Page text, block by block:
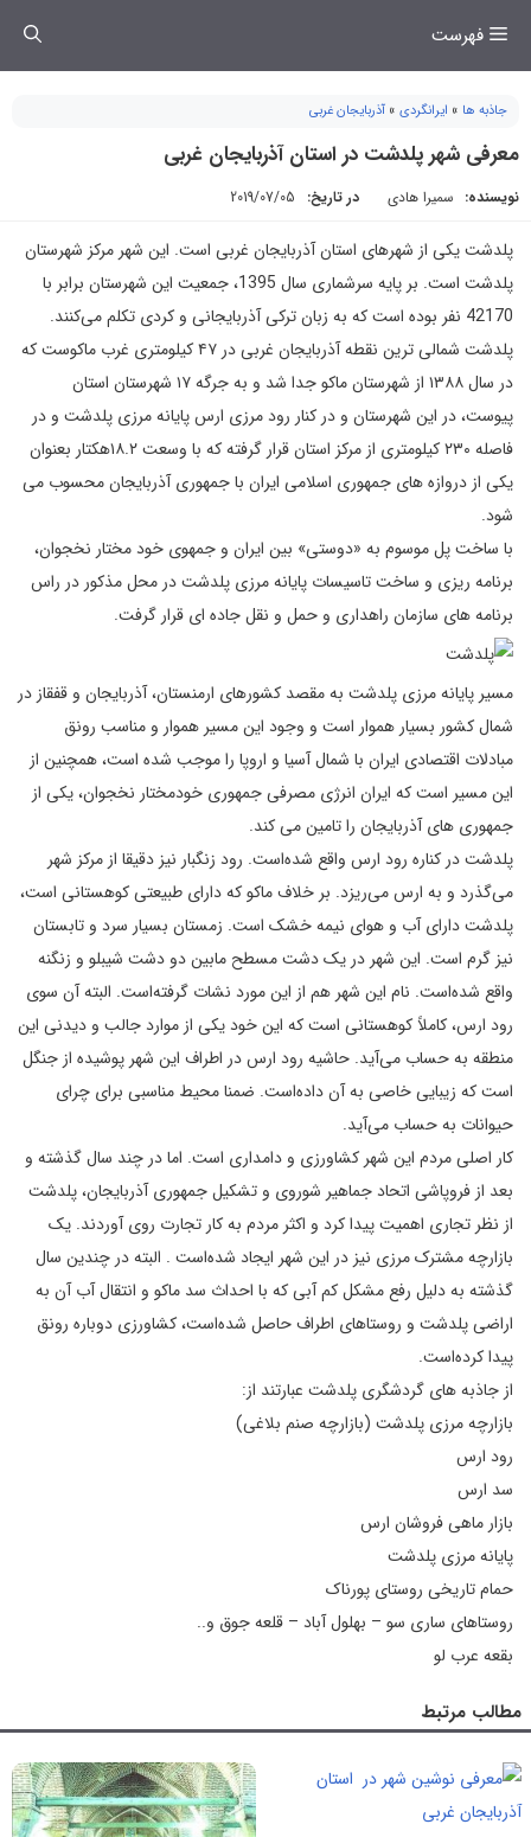
فهرست
جاذبه ها » ایرانگردی » آذربایجان غربی
معرفی شهر پلدشت در استان آذربایجان غربی
نویسنده: سمیرا هادی در تاریخ: 2019/07/05
پلدشت یکی از شهرهای استان آذربایجان غربی است. این شهر مرکز شهرستان
پلدشت است. بر پایه سرشماری سال 1395، جمعیت این شهرستان برابر با
42170 نفر بوده است که به زبان ترکی آذربایجانی و کردی تکلم می‌کنند.
پلدشت شمالی ترین نقطه آذربایجان غربی در ۴۷ کیلومتری غرب ماکوست که
در سال ۱۳۸۸ از شهرستان ماکو جدا شد و به جرگه ۱۷ شهرستان استان
پیوست، در این شهرستان و در کنار رود مرزی ارس پایانه مرزی پلدشت و در
فاصله ۲۳۰ کیلومتری از مرکز استان قرار گرفته که با وسعت ۱۸.۲هکتار بعنوان
یکی از دروازه های جمهوری اسلامی ایران با جمهوری آذربایجان محسوب می
شود.
با ساخت پل موسوم به «دوستی» بین ایران و جمهوی خود مختار نخجوان،
برنامه ریزی و ساخت تاسیسات پایانه مرزی پلدشت در محل مذکور در راس
برنامه های سازمان راهداری و حمل و نقل جاده ای قرار گرفت.
مسیر پایانه مرزی پلدشت به مقصد کشورهای ارمنستان، آذربایجان و قفقاز در
شمال کشور بسیار هموار است و وجود این مسیر هموار و مناسب رونق
مبادلات اقتصادی ایران با شمال آسیا و اروپا را موجب شده است، همچنین از
این مسیر است که ایران انرژی مصرفی جمهوری خودمختار نخجوان، یکی از
جمهوری های آذربایجان را تامین می کند.
پلدشت در کناره رود ارس واقع شده‌است. رود زنگبار نیز دقیقا از مرکز شهر
می‌گذرد و به ارس می‌ریزد. بر خلاف ماکو که دارای طبیعتی کوهستانی است،
پلدشت دارای آب و هوای نیمه خشک است. زمستان بسیار سرد و تابستان
نیز گرم است. این شهر در یک دشت مسطح مابین دو دشت شیبلو و زنگنه
واقع شده‌است. نام این شهر هم از این مورد نشات گرفته‌است. البته آن سوی
رود ارس، کاملاً کوهستانی است که این خود یکی از موارد جالب و دیدنی این
منطقه به حساب می‌آید. حاشیه رود ارس در اطراف این شهر پوشیده از جنگل
است که زیبایی خاصی به آن داده‌است. ضمنا محیط مناسبی برای چرای
حیوانات به حساب می‌آید.
کار اصلی مردم این شهر کشاورزی و دامداری است. اما در چند سال گذشته و
بعد از فروپاشی اتحاد جماهیر شوروی و تشکیل جمهوری آذربایجان، پلدشت
از نظر تجاری اهمیت پیدا کرد و اکثر مردم به کار تجارت روی آوردند. یک
بازارچه مشترک مرزی نیز در این شهر ایجاد شده‌است . البته در چندین سال
گذشته به دلیل رفع مشکل کم آبی که با احداث سد ماکو و انتقال آب آن به
اراضی پلدشت و روستاهای اطراف حاصل شده‌است، کشاورزی دوباره رونق
پیدا کرده‌است.
از جاذبه های گردشگری پلدشت عبارتند از:
بازارچه مرزی پلدشت (بازارچه صنم بلاغی)
رود ارس
سد ارس
بازار ماهی فروشان ارس
پایانه مرزی پلدشت
حمام تاریخی روستای پورناک
روستاهای ساری سو – بهلول آباد – قلعه جوق و..
بقعه عرب لو
مطالب مرتبط